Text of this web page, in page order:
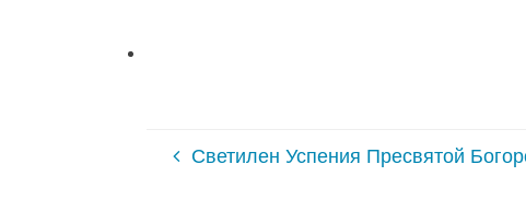
Светилен Успения Пресвятой